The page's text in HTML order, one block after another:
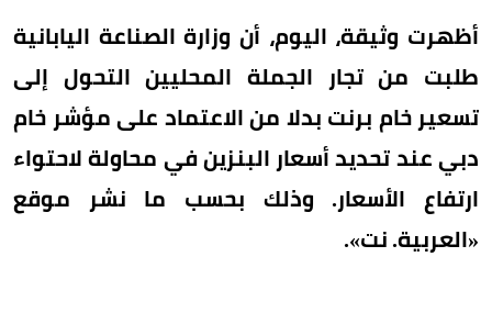
أظهرت وثيقة، اليوم، أن وزارة الصناعة اليابانية
طلبت من تجار الجملة المحليين التحول إلى
تسعير خام برنت بدلا من الاعتماد على مؤشر خام
دبي عند تحديد أسعار البنزين في محاولة لاحتواء
ارتفاع الأسعار. وذلك بحسب ما نشر موقع
«العربية. نت».